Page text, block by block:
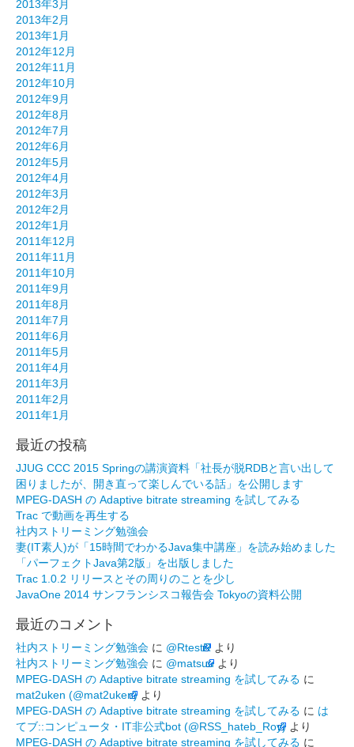
2013年3月
2013年2月
2013年1月
2012年12月
2012年11月
2012年10月
2012年9月
2012年8月
2012年7月
2012年6月
2012年5月
2012年4月
2012年3月
2012年2月
2012年1月
2011年12月
2011年11月
2011年10月
2011年9月
2011年8月
2011年7月
2011年6月
2011年5月
2011年4月
2011年3月
2011年2月
2011年1月
最近の投稿
JJUG CCC 2015 Springの講演資料「社長が脱RDBと言い出して
困りましたが、開き直って楽しんでいる話」を公開します
MPEG-DASH の Adaptive bitrate streaming を試してみる
Trac で動画を再生する
社内ストリーミング勉強会
妻(IT素人)が「15時間でわかるJava集中講座」を読み始めました
「パーフェクトJava第2版」を出版しました
Trac 1.0.2 リリースとその周りのことを少し
JavaOne 2014 サンフランシスコ報告会 Tokyoの資料公開
最近のコメント
社内ストリーミング勉強会 に @RtestR より
社内ストリーミング勉強会 に @matsuu より
MPEG-DASH の Adaptive bitrate streaming を試してみる に
mat2uken (@mat2uken) より
MPEG-DASH の Adaptive bitrate streaming を試してみる に は
てブ::コンピュータ・IT非公式bot (@RSS_hateb_Roy) より
MPEG-DASH の Adaptive bitrate streaming を試してみる に